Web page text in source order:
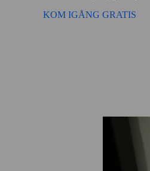
KOM IGÅNG GRATIS